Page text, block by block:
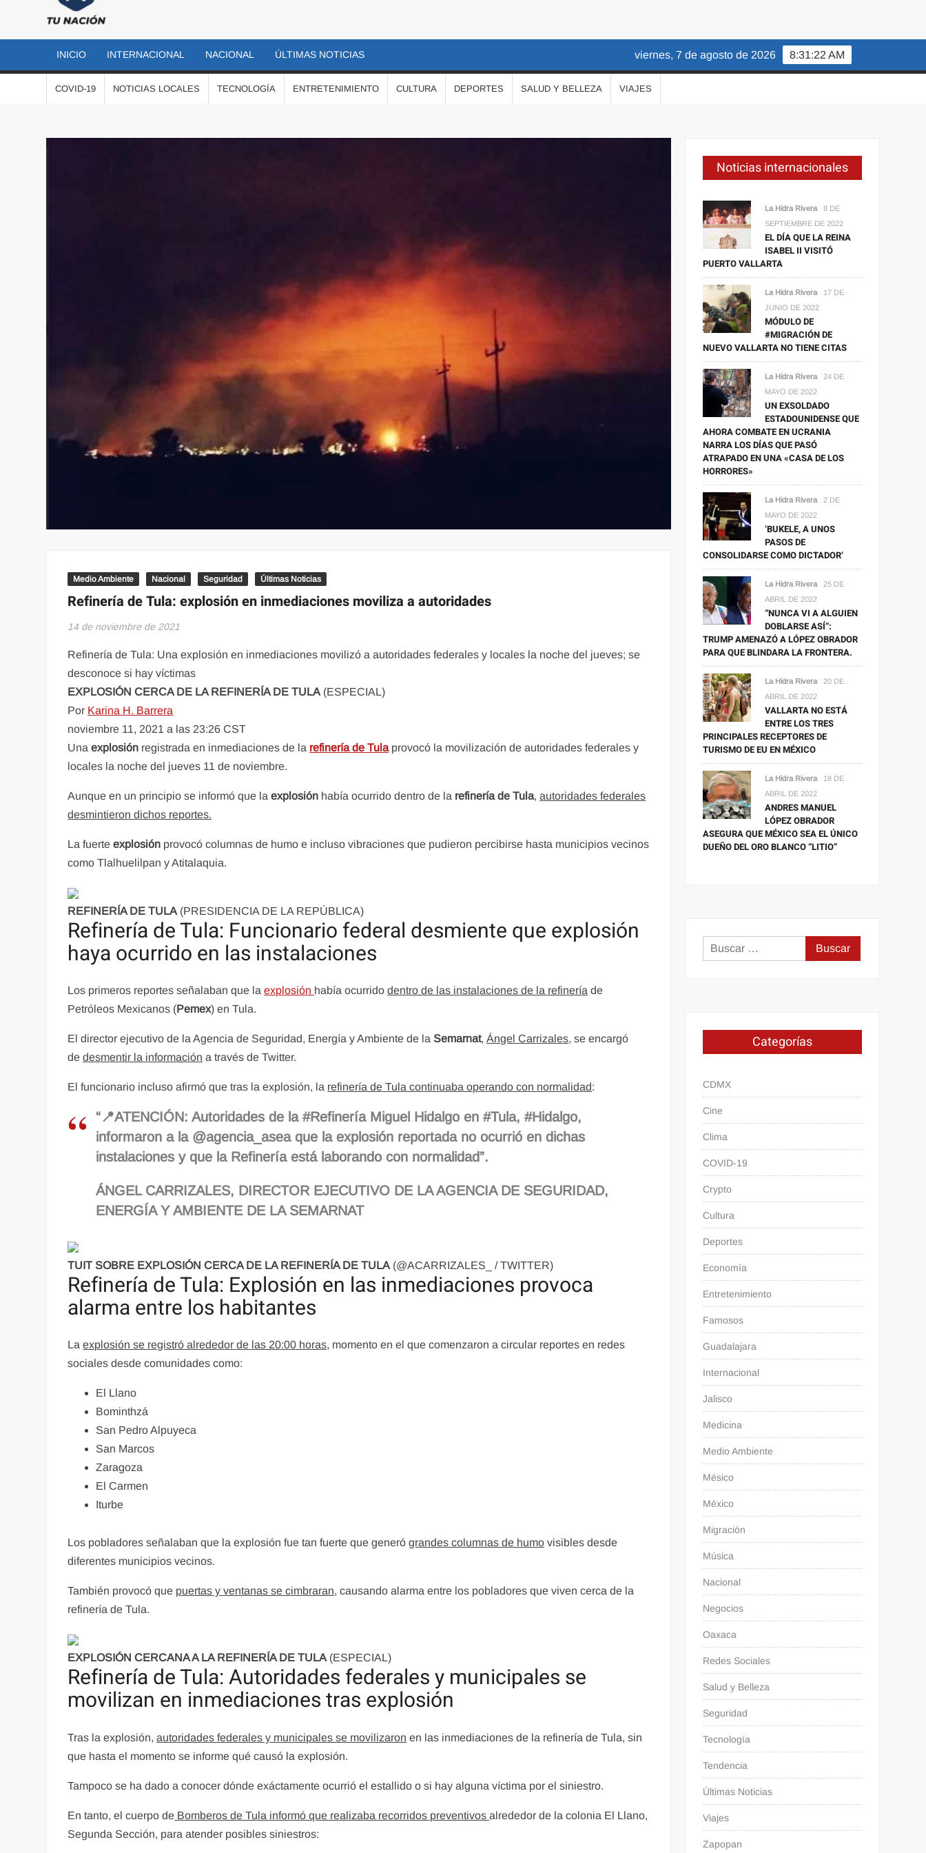
NACIÓN
más
importantes
al momento
INICIO INTERNACIONAL NACIONAL ÚLTIMAS NOTICIAS 8:31:23 AM
viernes, 7 de agosto de 2026
COVID-19 NOTICIAS LOCALES TECNOLOGÍA ENTRETENIMIENTO CULTURA DEPORTES SALUD Y BELLEZA VIAJES
Medio Ambiente Nacional Seguridad Últimas Noticias
Refinería de Tula: explosión en inmediaciones moviliza a autoridades
14 de noviembre de 2021
Refinería de Tula: Una explosión en inmediaciones movilizó a autoridades federales y locales la noche del jueves; se
desconoce si hay víctimas
EXPLOSIÓN CERCA DE LA REFINERÍA DE TULA (ESPECIAL)
Por Karina H. Barrera
noviembre 11, 2021 a las 23:26 CST
Unaexplosión registrada en inmediaciones de la refinería de Tulaprovocó la movilización de autoridades federales y
locales la noche del jueves 11 de noviembre.
Aunque en un principio se informó que la explosión había ocurrido dentro de la refinería de Tula,autoridades federales
desmintieron dichos reportes.
La fuerteexplosión provocó columnas de humo e incluso vibraciones que pudieron percibirse hasta municipios vecinos
como Tlalhuelilpan y Atitalaquia.
REFINERÍA DE TULA (PRESIDENCIA DE LA REPÚBLICA)
Refinería de Tula: Funcionario federal desmiente que explosión
haya ocurrido en las instalaciones
Los primeros reportes señalaban que laexplosión había ocurridodentro de las instalaciones de la refinería de
Petróleos Mexicanos (Pemex) en Tula.
El director ejecutivo de la Agencia de Seguridad, Energía y Ambiente de la Semarnat,Ángel Carrizales, se encargó
dedesmentir la información a través de Twitter.
El funcionario incluso afirmó que tras la explosión, la refinería de Tula continuaba operando con normalidad:
“📍ATENCIÓN: Autoridades de la #Refinería Miguel Hidalgo en #Tula, #Hidalgo,
informaron a la @agencia_asea que la explosión reportada no ocurrió en dichas
instalaciones y que la Refinería está laborando con normalidad”.
ÁNGEL CARRIZALES, DIRECTOR EJECUTIVO DE LA AGENCIA DE SEGURIDAD,
ENERGÍA Y AMBIENTE DE LA SEMARNAT
TUIT SOBRE EXPLOSIÓN CERCA DE LA REFINERÍA DE TULA (@ACARRIZALES_ / TWITTER)
Refinería de Tula: Explosión en las inmediaciones provoca
alarma entre los habitantes
Laexplosión se registró alrededor de las 20:00 horas, momento en el que comenzaron a circular reportes en redes
sociales desde comunidades como:
El Llano
Bominthzá
San Pedro Alpuyeca
San Marcos
Zaragoza
El Carmen
Iturbe
Los pobladores señalaban que la explosión fue tan fuerte que generógrandes columnas de humo visibles desde
diferentes municipios vecinos.
También provocó que puertas y ventanas se cimbraran, causando alarma entre los pobladores que viven cerca de la
refinería de Tula.
EXPLOSIÓN CERCANA A LA REFINERÍA DE TULA (ESPECIAL)
Refinería de Tula: Autoridades federales y municipales se
movilizan en inmediaciones tras explosión
Tras la explosión,autoridades federales y municipales se movilizaron en las inmediaciones de la refinería de Tula, sin
que hasta el momento se informe qué causó la explosión.
Tampoco se ha dado a conocer dónde exáctamente ocurrió el estallido o si hay alguna víctima por el siniestro.
En tanto, el cuerpo de Bomberos de Tula informó que realizaba recorridos preventivosalrededor de la colonia El Llano,
Segunda Sección, para atender posibles siniestros:
Noticias internacionales
La Hidra Rivera
8 DE
SEPTIEMBRE DE 2022
EL DÍA QUE LA REINA
ISABEL II VISITÓ
PUERTO VALLARTA
La Hidra Rivera
17 DE
JUNIO DE 2022
MÓDULO DE
#MIGRACIÓN DE
NUEVO VALLARTA NO TIENE CITAS
La Hidra Rivera
24 DE
MAYO DE 2022
UN EXSOLDADO
ESTADOUNIDENSE QUE
AHORA COMBATE EN UCRANIA
NARRA LOS DÍAS QUE PASÓ
ATRAPADO EN UNA «CASA DE LOS
HORRORES»
La Hidra Rivera
2 DE
MAYO DE 2022
‘BUKELE, A UNOS
PASOS DE
CONSOLIDARSE COMO DICTADOR’
La Hidra Rivera
25 DE
ABRIL DE 2022
“NUNCA VI A ALGUIEN
DOBLARSE ASÍ”:
TRUMP AMENAZÓ A LÓPEZ OBRADOR
PARA QUE BLINDARA LA FRONTERA.
La Hidra Rivera
20 DE
ABRIL DE 2022
VALLARTA NO ESTÁ
ENTRE LOS TRES
PRINCIPALES RECEPTORES DE
TURISMO DE EU EN MÉXICO
La Hidra Rivera
18 DE
ABRIL DE 2022
ANDRES MANUEL
LÓPEZ OBRADOR
ASEGURA QUE MÉXICO SEA EL ÚNICO
DUEÑO DEL ORO BLANCO “LITIO”
Buscar:
Categorías
CDMX
Cine
Clima
COVID-19
Crypto
Cultura
Deportes
Economía
Entretenimiento
Famosos
Guadalajara
Internacional
Jalisco
Medicina
Medio Ambiente
Mésico
México
Migración
Música
Nacional
Negocios
Oaxaca
Redes Sociales
Salud y Belleza
Seguridad
Tecnología
Tendencia
Últimas Noticias
Viajes
Zapopan